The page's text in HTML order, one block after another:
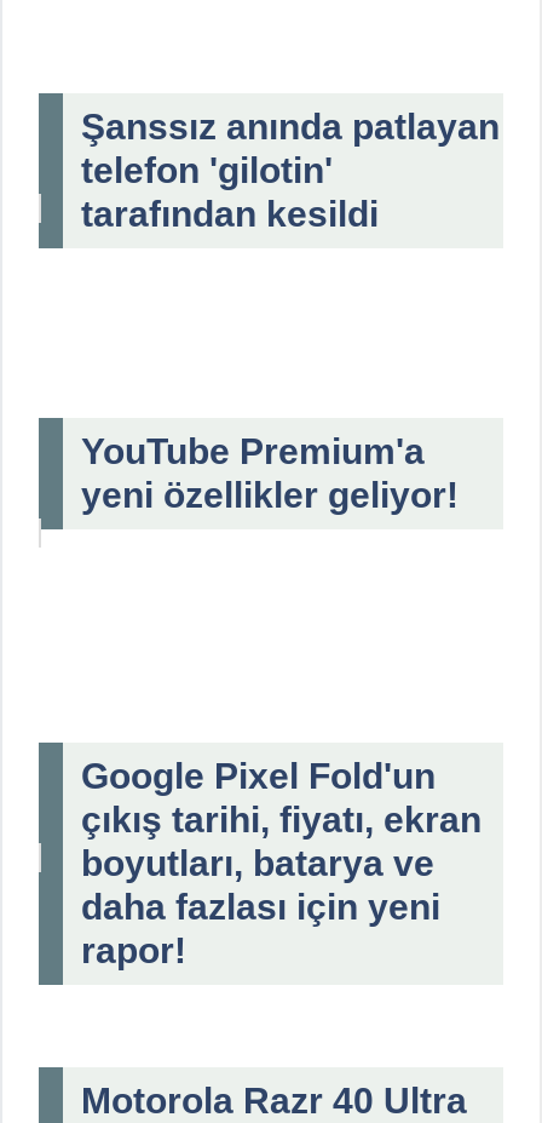
Şanssız anında patlayan
telefon 'gilotin'
tarafından kesildi
YouTube Premium'a
yeni özellikler geliyor!
Google Pixel Fold'un
çıkış tarihi, fiyatı, ekran
boyutları, batarya ve
daha fazlası için yeni
rapor!
Motorola Razr 40 Ultra